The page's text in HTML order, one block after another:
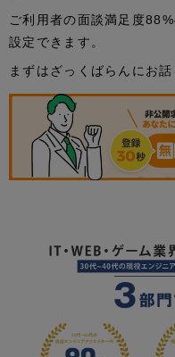
ご利用者の面談満足度88%
設定できます。
まずはざっくばらんにお